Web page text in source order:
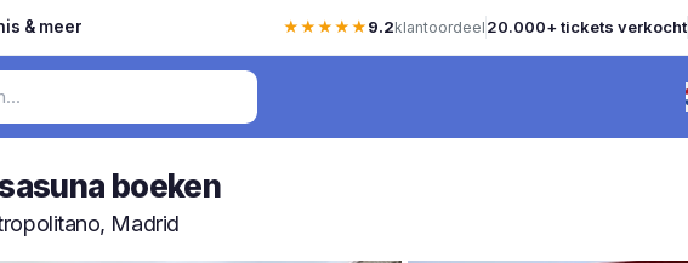
& meer ★★★★★9.2klantoordeel 20.000+ tickets verkocht
boeken
Madrid